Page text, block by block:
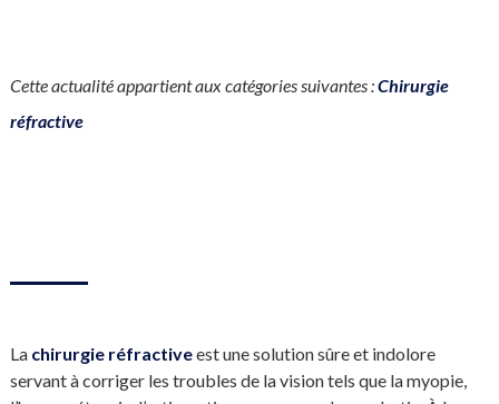
Cette actualité appartient aux catégories suivantes :Chirurgie
réfractive
La chirurgie réfractiveest une solution sûre et indolore
servant à corriger les troubles de la vision tels que la myopie,